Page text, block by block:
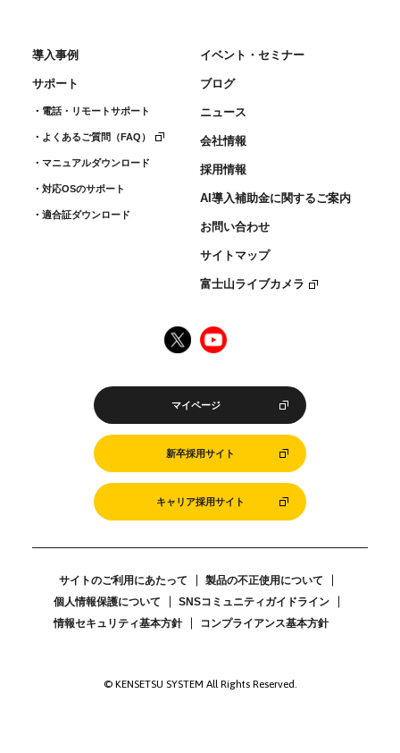
導入事例
サポート
電話・リモートサポート
よくあるご質問（FAQ）
マニュアルダウンロード
対応OSのサポート
適合証ダウンロード
イベント・セミナー
ブログ
ニュース
会社情報
採用情報
AI導入補助金に関するご案内
お問い合わせ
サイトマップ
富士山ライブカメラ
マイページ
新卒採用サイト
キャリア採用サイト
サイトのご利用にあたって
製品の不正使用について
個人情報保護について
SNSコミュニティガイドライン
情報セキュリティ基本方針
コンプライアンス基本方針
© KENSETSU SYSTEM All Rights Reserved.